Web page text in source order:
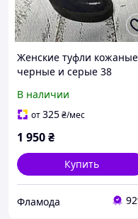
Женские туфли кожаные
черные и серые 38
В наличии
от325₴/мес
1 950₴
Купить
Фламода